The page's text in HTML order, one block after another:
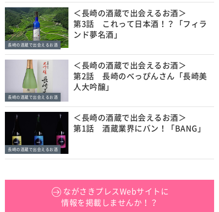
長崎の酒蔵で出会えるお酒
＜長崎の酒蔵で出会えるお酒＞
第3話 これって日本酒！？「フィラ
ンド夢名酒」
長崎の酒蔵で出会えるお酒
＜長崎の酒蔵で出会えるお酒＞
第2話 長崎のべっぴんさん「長崎美
人大吟醸」
長崎の酒蔵で出会えるお酒
＜長崎の酒蔵で出会えるお酒＞
第1話 酒蔵業界にバン！「BANG」
ながさきプレスWebサイトに
情報を掲載しませんか！？